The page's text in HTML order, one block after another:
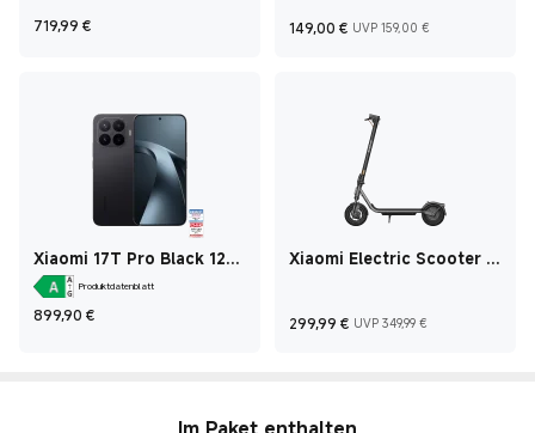
719,99 € Current Price €719,99149,00 € Current Price €149
UVP 159,00 €
Xiaomi 17T Pro Black 12
GB + 512 GB
Produktdatenblatt
899,90 € Current Price €899,90
Xiaomi Electric Scooter 6
299,99 € Current Price
UVP 349,99 €